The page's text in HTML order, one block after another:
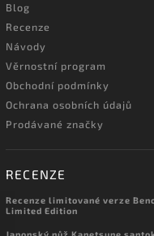
Blog
Recenze
Návody
Věrnostní program
Obchodní podmínky
Ochrana osobních údajů
Prodávané značky
RECENZE
Recenze limitované verze
Limited Edition